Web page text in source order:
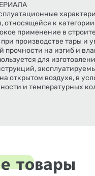
относящейся к
применение в
производстве тары и
прочности на изгиб и
для
открытом воздухе, в
и температурных
товары